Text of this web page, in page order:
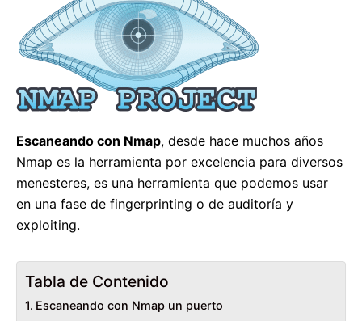
Escaneando con Nmap, desde hace muchos años
Nmap es la herramienta por excelencia para diversos
menesteres, es una herramienta que podemos usar
en una fase de fingerprinting o de auditoría y
exploiting.
Tabla de Contenido
Escaneando con Nmap un puerto